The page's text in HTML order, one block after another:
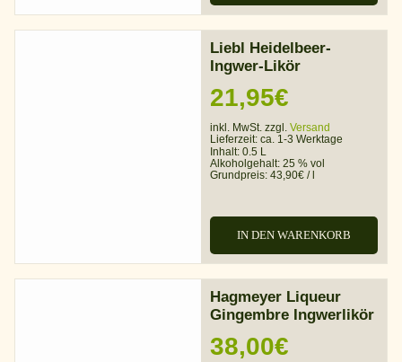
Liebl Heidelbeer-
Ingwer-Likör
21,95€
inkl. MwSt. zzgl. Versand
Lieferzeit: ca. 1-3 Werktage
Inhalt: 0.5 L
Alkoholgehalt: 25 % vol
Grundpreis: 43,90€ /
IN DEN WARENKORB
Hagmeyer Liqueur
Gingembre Ingwerlikör
38,00€